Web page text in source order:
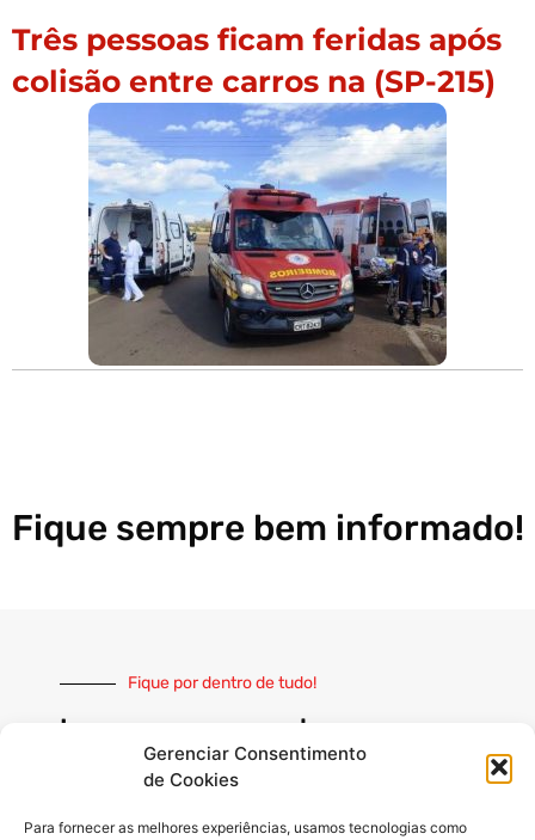
Gerenciar Consentimento
de Cookies
Para fornecer as melhores experiências, usamos tecnologias como
Três pessoas ficam feridas após
colisão entre carros na (SP-215)
Fique sempre bem informado!
Fique por dentro de tudo!
Inscreva-se e receba nossas
notícias sempre atualizadas